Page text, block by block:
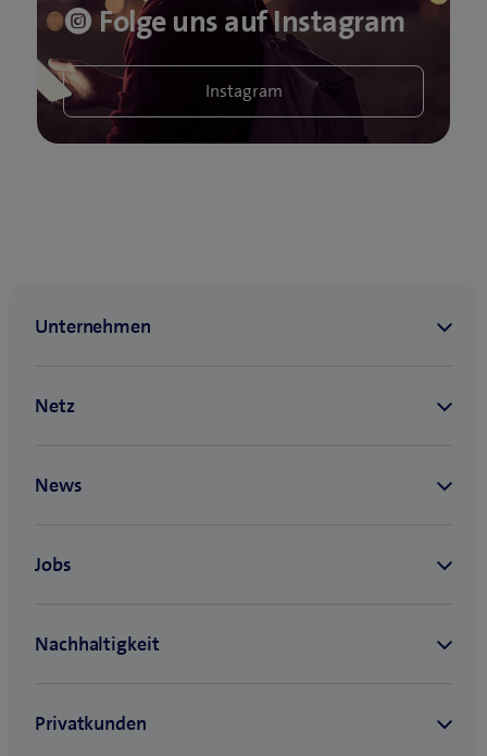
Folge uns auf Instagram
Instagram